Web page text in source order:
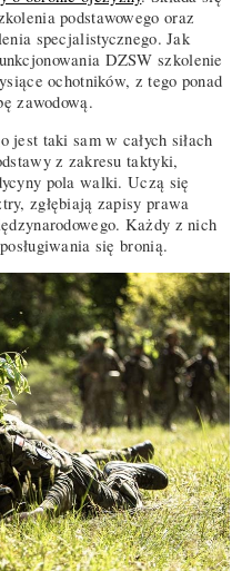
podstawowego oraz
specjalistycznego. Jak
DZSW szkolenie
ochotników, z tego ponad
zawodową.
jest taki sam w całych siłach
z zakresu taktyki,
pola walki. Uczą się
zgłębiają zapisy prawa
Każdy z nich
się bronią.